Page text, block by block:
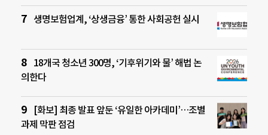
생명보험업계, ‘상생금융’ 통한 사회공헌 실시
18개국 청소년 300명, ‘기후위기와 물’ 해법 논
의한다
[화보] 최종 발표 앞둔 ‘유일한 아카데미’…조별
과제 막판 점검